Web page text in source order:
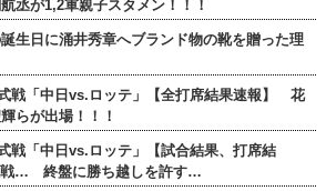
丞が1,2軍親子スタメン！！！
生日に涌井秀章へブランド物の靴を贈った理
戦「中日vs.ロッテ」【全打席結果速報】 花
らが出場！！！
「中日vs.ロッテ」【試合結果、打席結
… 終盤に勝ち越しを許す…